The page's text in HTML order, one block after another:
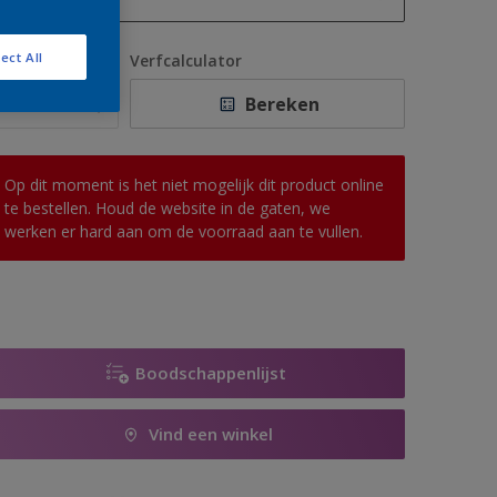
1 L
2,5 L
10 L
Verfcalculator
Bereken
Op dit moment is het niet mogelijk dit product online
te bestellen. Houd de website in de gaten, we
werken er hard aan om de voorraad aan te vullen.
Boodschappenlijst
Vind een winkel
All